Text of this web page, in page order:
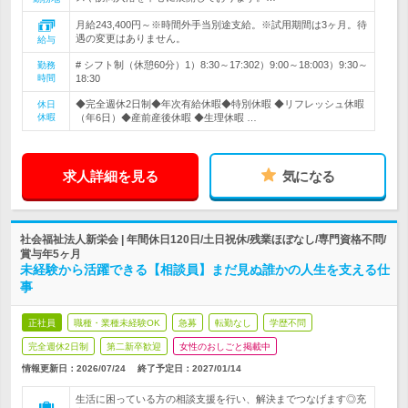
給与
月給243,400円～※時間外手当別途支給。※試用期間は3ヶ月。待
遇の変更はありません。
勤務
時間
# シフト制（休憩60分）1）8:30～17:302）9:00～18:003）9:30～
18:30
休日
休暇
◆完全週休2日制◆年次有給休暇◆特別休暇 ◆リフレッシュ休暇
（年6日）◆産前産後休暇 ◆生理休暇 …
求人詳細を見る 気になる
社会福祉法人新栄会 | 年間休日120日/土日祝休/残業ほぼなし/専門資格不問/
賞与年5ヶ月
未経験から活躍できる【相談員】まだ見ぬ誰かの人生を支える仕
事
正社員 職種・業種未経験OK 急募 転勤なし 学歴不問
完全週休2日制 第二新卒歓迎 女性のおしごと掲載中
情報更新日：2026/07/24 終了予定日： 2027/01/14
生活に困っている方の相談支援を行い、解決までつなげます◎充